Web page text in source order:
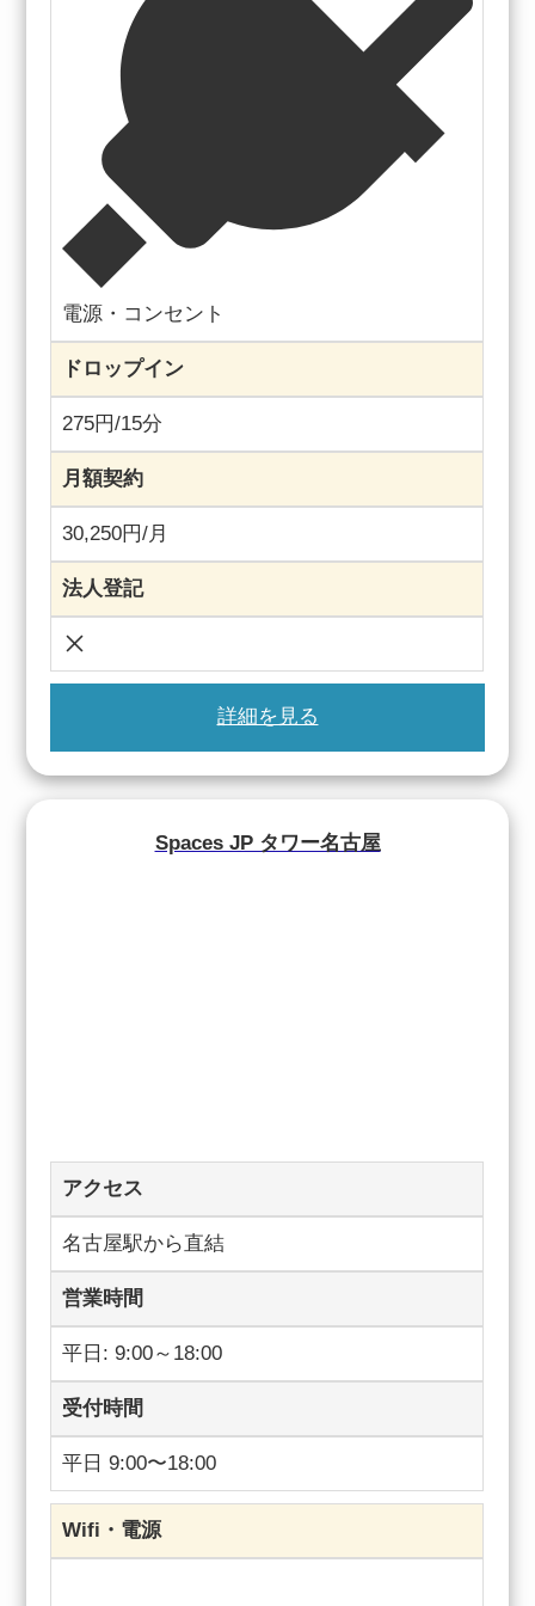
電源・コンセント
ドロップイン
275円/15分
月額契約
30,250円/月
法人登記
詳細を見る
Spaces JP タワー名古屋
アクセス
名古屋駅から直結
営業時間
平日: 9:00～18:00
受付時間
平日 9:00〜18:00
Wifi・電源